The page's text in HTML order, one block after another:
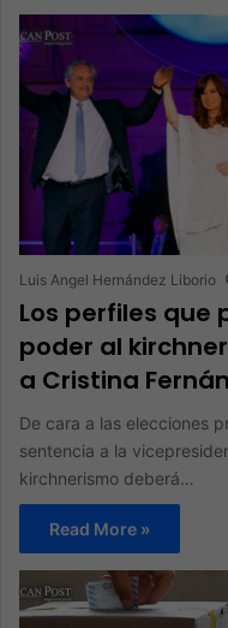
Luis Angel Hernández Liborio
Los perfiles que
poder al
a Cristina
De cara a las elecciones
sentencia a la
kirchnerismo deberá…
Read More »